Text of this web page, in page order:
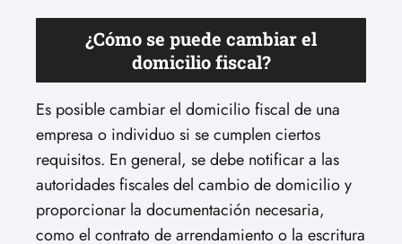
¿Cómo se puede cambiar el
domicilio fiscal?
Es posible cambiar el domicilio fiscal de una
empresa o individuo si se cumplen ciertos
requisitos. En general, se debe notificar a las
autoridades fiscales del cambio de domicilio y
proporcionar la documentación necesaria,
como el contrato de arrendamiento o la escritura